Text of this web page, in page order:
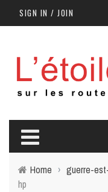
SIGN IN / JOIN
Home › guerre-
hp